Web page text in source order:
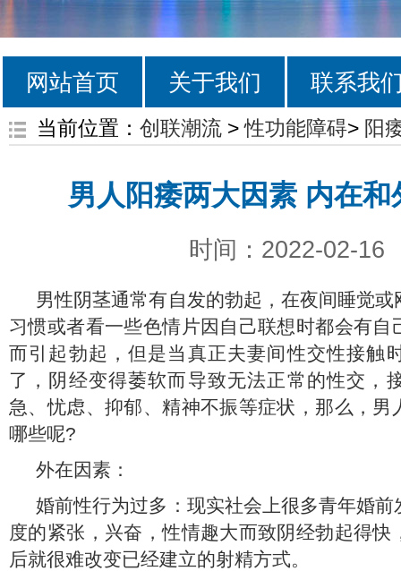
网站首页 关于我们 联系我
当前位置： 创联潮流>性功能障碍> 阳
男人阳痿两大因素 内在和
时间：2022-02-16
男性阴茎通常有自发的勃起，在夜间睡觉
习惯或者看一些色情片因自己联想时都会有自
而引起勃起，但是当真正夫妻间性交性接触
了，阴经变得萎软而导致无法正常的性交，
急、忧虑、抑郁、精神不振等症状，那么，男
哪些呢?
外在因素：
婚前性行为过多：现实社会上很多青年婚
度的紧张，兴奋，性情趣大而致阴经勃起得快
后就很难改变已经建立的射精方式。